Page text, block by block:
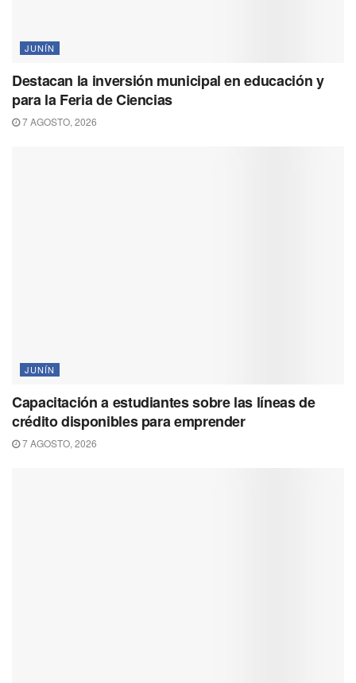
JUNÍN
Destacan la inversión municipal en educación y
para la Feria de Ciencias
7 AGOSTO, 2026
JUNÍN
Capacitación a estudiantes sobre las líneas de
crédito disponibles para emprender
7 AGOSTO, 2026